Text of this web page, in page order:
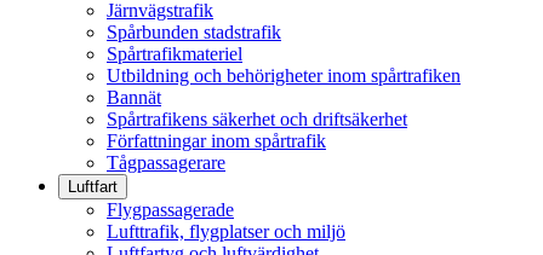
Järnvägstrafik
Spårbunden stadstrafik
Spårtrafikmateriel
Utbildning och behörigheter inom spårtrafiken
Bannät
Spårtrafikens säkerhet och driftsäkerhet
Författningar inom spårtrafik
Tågpassagerare
Luftfart
Flygpassagerade
Lufttrafik, flygplatser och miljö